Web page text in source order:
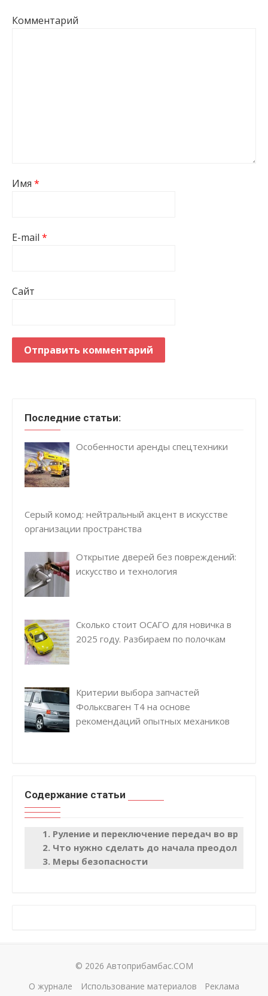
Комментарий
Имя *
E-mail *
Сайт
Последние статьи:
Особенности аренды спецтехники
Серый комод: нейтральный акцент в искусстве
организации пространства
Открытие дверей без повреждений:
искусство и технология
Сколько стоит ОСАГО для новичка в
2025 году. Разбираем по полочкам
Критерии выбора запчастей
Фольксваген Т4 на основе
рекомендаций опытных механиков
Содержание статьи
Руление и переключение передач во время
Что нужно сделать до начала преодоления
Меры безопасности
© 2026 Автоприбамбас.COM
О журнале
Использование материалов Реклама